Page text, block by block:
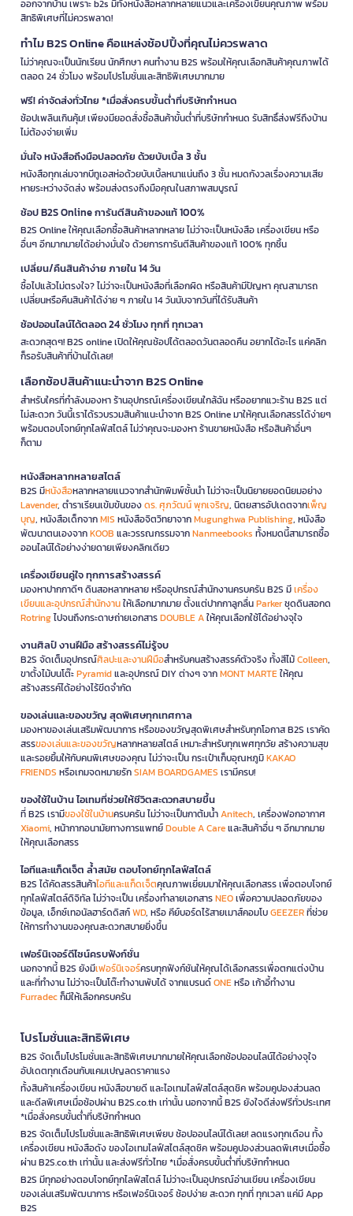
ออกจากบ้าน เพราะ b2s มีทั้งหนังสือหลากหลายแนวและเครื่องเขียนคุณภาพ พร้อม
สิทธิพิเศษที่ไม่ควรพลาด!
ทำไม B2S Online คือแหล่งช้อปปิ้งที่คุณไม่ควรพลาด
ไม่ว่าคุณจะเป็นนักเรียน นักศึกษา คนทำงาน B2S พร้อมให้คุณเลือกสินค้าคุณภาพได้
ตลอด 24 ชั่วโมง พร้อมโปรโมชั่นและสิทธิพิเศษมากมาย
ฟรี! ค่าจัดส่งทั่วไทย *เมื่อสั่งครบขั้นต่ำที่บริษัทกำหนด
ช้อปเพลินเกินคุ้ม! เพียงมียอดสั่งซื้อสินค้าขั้นต่ำที่บริษัทกำหนด รับสิทธิ์ส่งฟรีถึงบ้าน
ไม่ต้องจ่ายเพิ่ม
มั่นใจ หนังสือถึงมือปลอดภัย ด้วยบับเบิ้ล 3 ชั้น
หนังสือทุกเล่มจากบีทูเอสห่อด้วยบับเบิ้ลหนาแน่นถึง 3 ชั้น หมดกังวลเรื่องความเสีย
หายระหว่างจัดส่ง พร้อมส่งตรงถึงมือคุณในสภาพสมบูรณ์
ช้อป B2S Online การันตีสินค้าของแท้ 100%
B2S Online ให้คุณเลือกซื้อสินค้าหลากหลาย ไม่ว่าจะเป็นหนังสือ เครื่องเขียน หรือ
อื่นๆ อีกมากมายได้อย่างมั่นใจ ด้วยการการันตีสินค้าของแท้ 100% ทุกชิ้น
เปลี่ยน/คืนสินค้าง่าย ภายใน 14 วัน
ซื้อไปแล้วไม่ตรงใจ? ไม่ว่าจะเป็นหนังสือที่เลือกผิด หรือสินค้ามีปัญหา คุณสามารถ
เปลี่ยนหรือคืนสินค้าได้ง่าย ๆ ภายใน 14 วันนับจากวันที่ได้รับสินค้า
ช้อปออนไลน์ได้ตลอด 24 ชั่วโมง ทุกที่ ทุกเวลา
สะดวกสุดๆ! B2S online เปิดให้คุณช้อปได้ตลอดวันตลอดคืน อยากได้อะไร แค่คลิก
ก็รอรับสินค้าที่บ้านได้เลย!
เลือกช้อปสินค้าแนะนำจาก B2S Online
สำหรับใครที่กำลังมองหา ร้านอุปกรณ์เครื่องเขียนใกล้ฉัน หรืออยากแวะร้าน B2S แต่
ไม่สะดวก วันนี้เราได้รวบรวมสินค้าแนะนำจาก B2S Online มาให้คุณเลือกสรรได้ง่ายๆ
พร้อมตอบโจทย์ทุกไลฟ์สไตล์ ไม่ว่าคุณจะมองหา ร้านขายหนังสือ หรือสินค้าอื่นๆ
ก็ตาม
หนังสือหลากหลายสไตล์
B2S มีหนังสือหลากหลายแนวจากสำนักพิมพ์ชั้นนำ ไม่ว่าจะเป็นนิยายยอดนิยมอย่าง
Lavender, ตำราเรียนเข้มข้นของดร. ศุภวัฒน์ พุกเจริญ, นิตยสารอัปเดตจากเพ็ญ
บุญ, หนังสือเด็กจากMIS หนังสือจิตวิทยาจากMugunghwa Publishing, หนังสือ
พัฒนาตนเองจากKOOB และวรรณกรรมจากNanmeebooks ทั้งหมดนี้สามารถซื้อ
ออนไลน์ได้อย่างง่ายดายเพียงคลิกเดียว
เครื่องเขียนคู่ใจ ทุกการสร้างสรรค์
มองหาปากกาดีๆ ดินสอหลากหลาย หรืออุปกรณ์สำนักงานครบครัน B2S มีเครื่อง
เขียนและอุปกรณ์สำนักงานให้เลือกมากมาย ตั้งแต่ปากกาลูกลื่นParkerชุดดินสอกด
Rotringไปจนถึงกระดาษถ่ายเอกสารDOUBLE Aให้คุณเลือกใช้ได้อย่างจุใจ
งานศิลป์ งานฝีมือ สร้างสรรค์ไม่รู้จบ
B2S จัดเต็มอุปกรณ์ศิลปะและงานฝีมือสำหรับคนสร้างสรรค์ตัวจริง ทั้งสีไม้Colleen,
ขาตั้งไม้บนโต๊ะPyramidและอุปกรณ์ DIY ต่างๆ จากMONT MARTEให้คุณ
สร้างสรรค์ได้อย่างไร้ขีดจำกัด
ของเล่นและของขวัญ สุดพิเศษทุกเทศกาล
มองหาของเล่นเสริมพัฒนาการ หรือของขวัญสุดพิเศษสำหรับทุกโอกาส B2S เราคัด
สรรของเล่นและของขวัญหลากหลายสไตล์ เหมาะสำหรับทุกเพศทุกวัย สร้างความสุข
และรอยยิ้มให้กับคนพิเศษของคุณ ไม่ว่าจะเป็น กระเป๋าเก็บอุณหภูมิKAKAO
FRIENDS หรือเกมจดหมายรักSIAM BOARDGAMES เรามีครบ!
ของใช้ในบ้าน ไอเทมที่ช่วยให้ชีวิตสะดวกสบายขึ้น
ที่ B2S เรามีของใช้ในบ้านครบครัน ไม่ว่าจะเป็นกาต้มน้ำAnitech, เครื่องฟอกอากาศ
Xiaomi, หน้ากากอนามัยทางการแพทย์Double A Careและสินค้าอื่น ๆ อีกมากมาย
ให้คุณเลือกสรร
ไอทีและแก็ดเจ็ต ล้ำสมัย ตอบโจทย์ทุกไลฟ์สไตล์
B2S ได้คัดสรรสินค้าไอทีและแก็ดเจ็ตคุณภาพเยี่ยมมาให้คุณเลือกสรร เพื่อตอบโจทย์
ทุกไลฟ์สไตล์ดิจิทัล ไม่ว่าจะเป็น เครื่องทำลายเอกสารNEOเพื่อความปลอดภัยของ
ข้อมูล, เอ็กซ์เทอนัลฮาร์ดดิสก์WD, หรือ คีย์บอร์ดไร้สายเมาส์คอมโบGEEZERที่ช่วย
ให้การทำงานของคุณสะดวกสบายยิ่งขึ้น
เฟอร์นิเจอร์ดีไซน์ครบฟังก์ชั่น
นอกจากนี้ B2S ยังมีเฟอร์นิเจอร์ครบทุกฟังก์ชันให้คุณได้เลือกสรรเพื่อตกแต่งบ้าน
และที่ทำงาน ไม่ว่าจะเป็นโต๊ะทำงานพับได้ จากแบรนด์ONEหรือ เก้าอี้ทำงาน
Furradecก็มีให้เลือกครบครัน
โปรโมชั่นและสิทธิพิเศษ
B2S จัดเต็มโปรโมชั่นและสิทธิพิเศษมากมายให้คุณเลือกช้อปออนไลน์ได้อย่างจุใจ
อัปเดตทุกเดือนกับแคมเปญลดราคาแรง
ทั้งสินค้าเครื่องเขียน หนังสือขายดี และไอเทมไลฟ์สไตล์สุดชิค พร้อมคูปองส่วนลด
และดีลพิเศษเมื่อช้อปผ่าน B2S.co.th เท่านั้น นอกจากนี้ B2S ยังใจดีส่งฟรีทั่วประเทศ
*เมื่อสั่งครบขั้นต่ำที่บริษัทกำหนด
B2S จัดเต็มโปรโมชั่นและสิทธิพิเศษเพียบ ช้อปออนไลน์ได้เลย! ลดแรงทุกเดือน ทั้ง
เครื่องเขียน หนังสือดัง ของไอเทมไลฟ์สไตล์สุดชิค พร้อมคูปองส่วนลดพิเศษเมื่อซื้อ
ผ่าน B2S.co.th เท่านั้น และส่งฟรีทั่วไทย *เมื่อสั่งครบขั้นต่ำที่บริษัทกำหนด
B2S มีทุกอย่างตอบโจทย์ทุกไลฟ์สไตล์ ไม่ว่าจะเป็นอุปกรณ์อ่านเขียน เครื่องเขียน
ของเล่นเสริมพัฒนาการ หรือเฟอร์นิเจอร์ ช้อปง่าย สะดวก ทุกที่ ทุกเวลา แค่มี App
B2S